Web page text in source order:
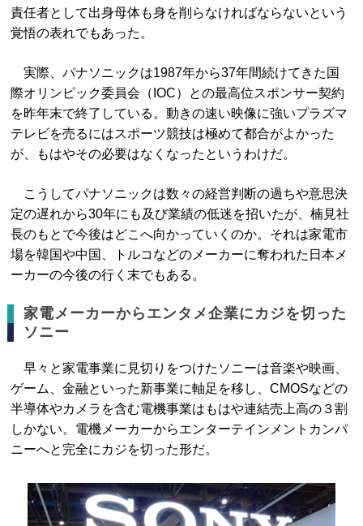
責任者として出身母体も身を削らなければならないという
覚悟の表れでもあった。
実際、パナソニックは1987年から37年間続けてきた国
際オリンピック委員会（IOC）との最高位スポンサー契約
を昨年末で終了している。動きの速い映像に強いプラズマ
テレビを売るにはスポーツ競技は極めて都合がよかった
が、もはやその必要はなくなったというわけだ。
こうしてパナソニックは数々の経営判断の過ちや意思決
定の遅れから30年にも及び業績の低迷を招いたが、楠見社
長のもとで今後はどこへ向かっていくのか。それは家電市
場を韓国や中国、トルコなどのメーカーに奪われた日本メ
ーカーの今後の行く末でもある。
家電メーカーからエンタメ企業にカジを切った
ソニー
早々と家電事業に見切りをつけたソニーは音楽や映画、
ゲーム、金融といった新事業に軸足を移し、CMOSなどの
半導体やカメラを含む電機事業はもはや連結売上高の３割
しかない。電機メーカーからエンターテインメントカンパ
ニーへと完全にカジを切った形だ。